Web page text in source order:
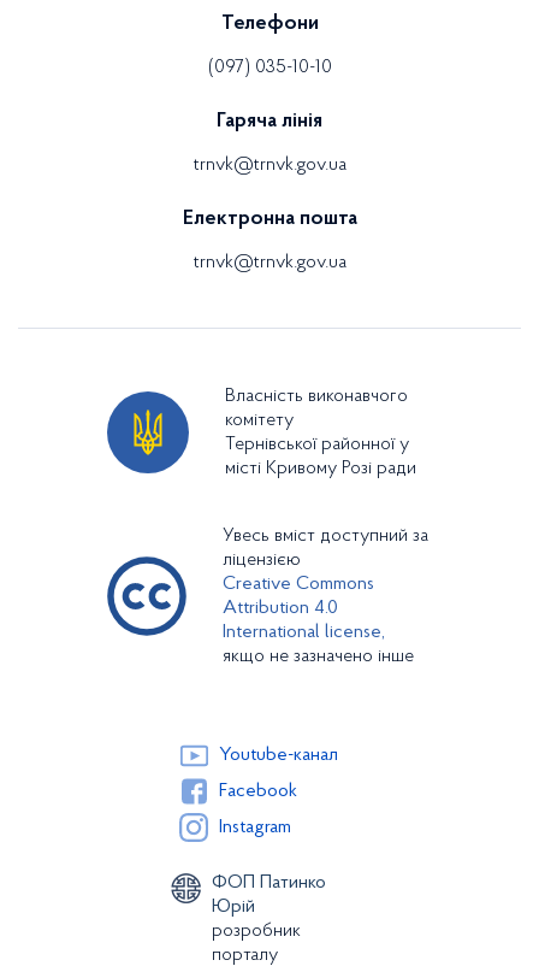
Телефони
(097) 035-10-10
Гаряча лінія
trnvk@trnvk.gov.ua
Електронна пошта
trnvk@trnvk.gov.ua
Власність виконавчого
комітету
Тернівської районної у
місті Кривому Розі ради
Увесь вміст доступний за
ліцензією
Creative Commons
Attribution 4.0
International license,
якщо не зазначено інше
Youtube-канал
Facebook
Instagram
ФОП Патинко
Юрій
розробник
порталу